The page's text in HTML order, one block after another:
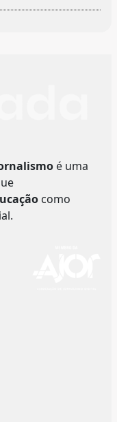
é uma
como